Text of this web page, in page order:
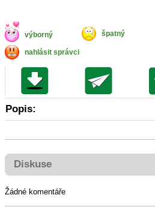
výborný špatný
nahlásit správci
Popis:
Diskuse
Žádné komentáře